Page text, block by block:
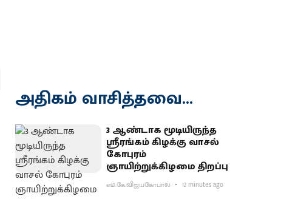
அதிகம் வாசித்தவை...
3 ஆண்டாக மூடியிருந்த
ஸ்ரீரங்கம் கிழக்கு வாசல்
கோபுரம்
ஞாயிற்றுக்கிழமை திறப்பு
எம்.கே.விஜயகோபால் 12 minutes ago